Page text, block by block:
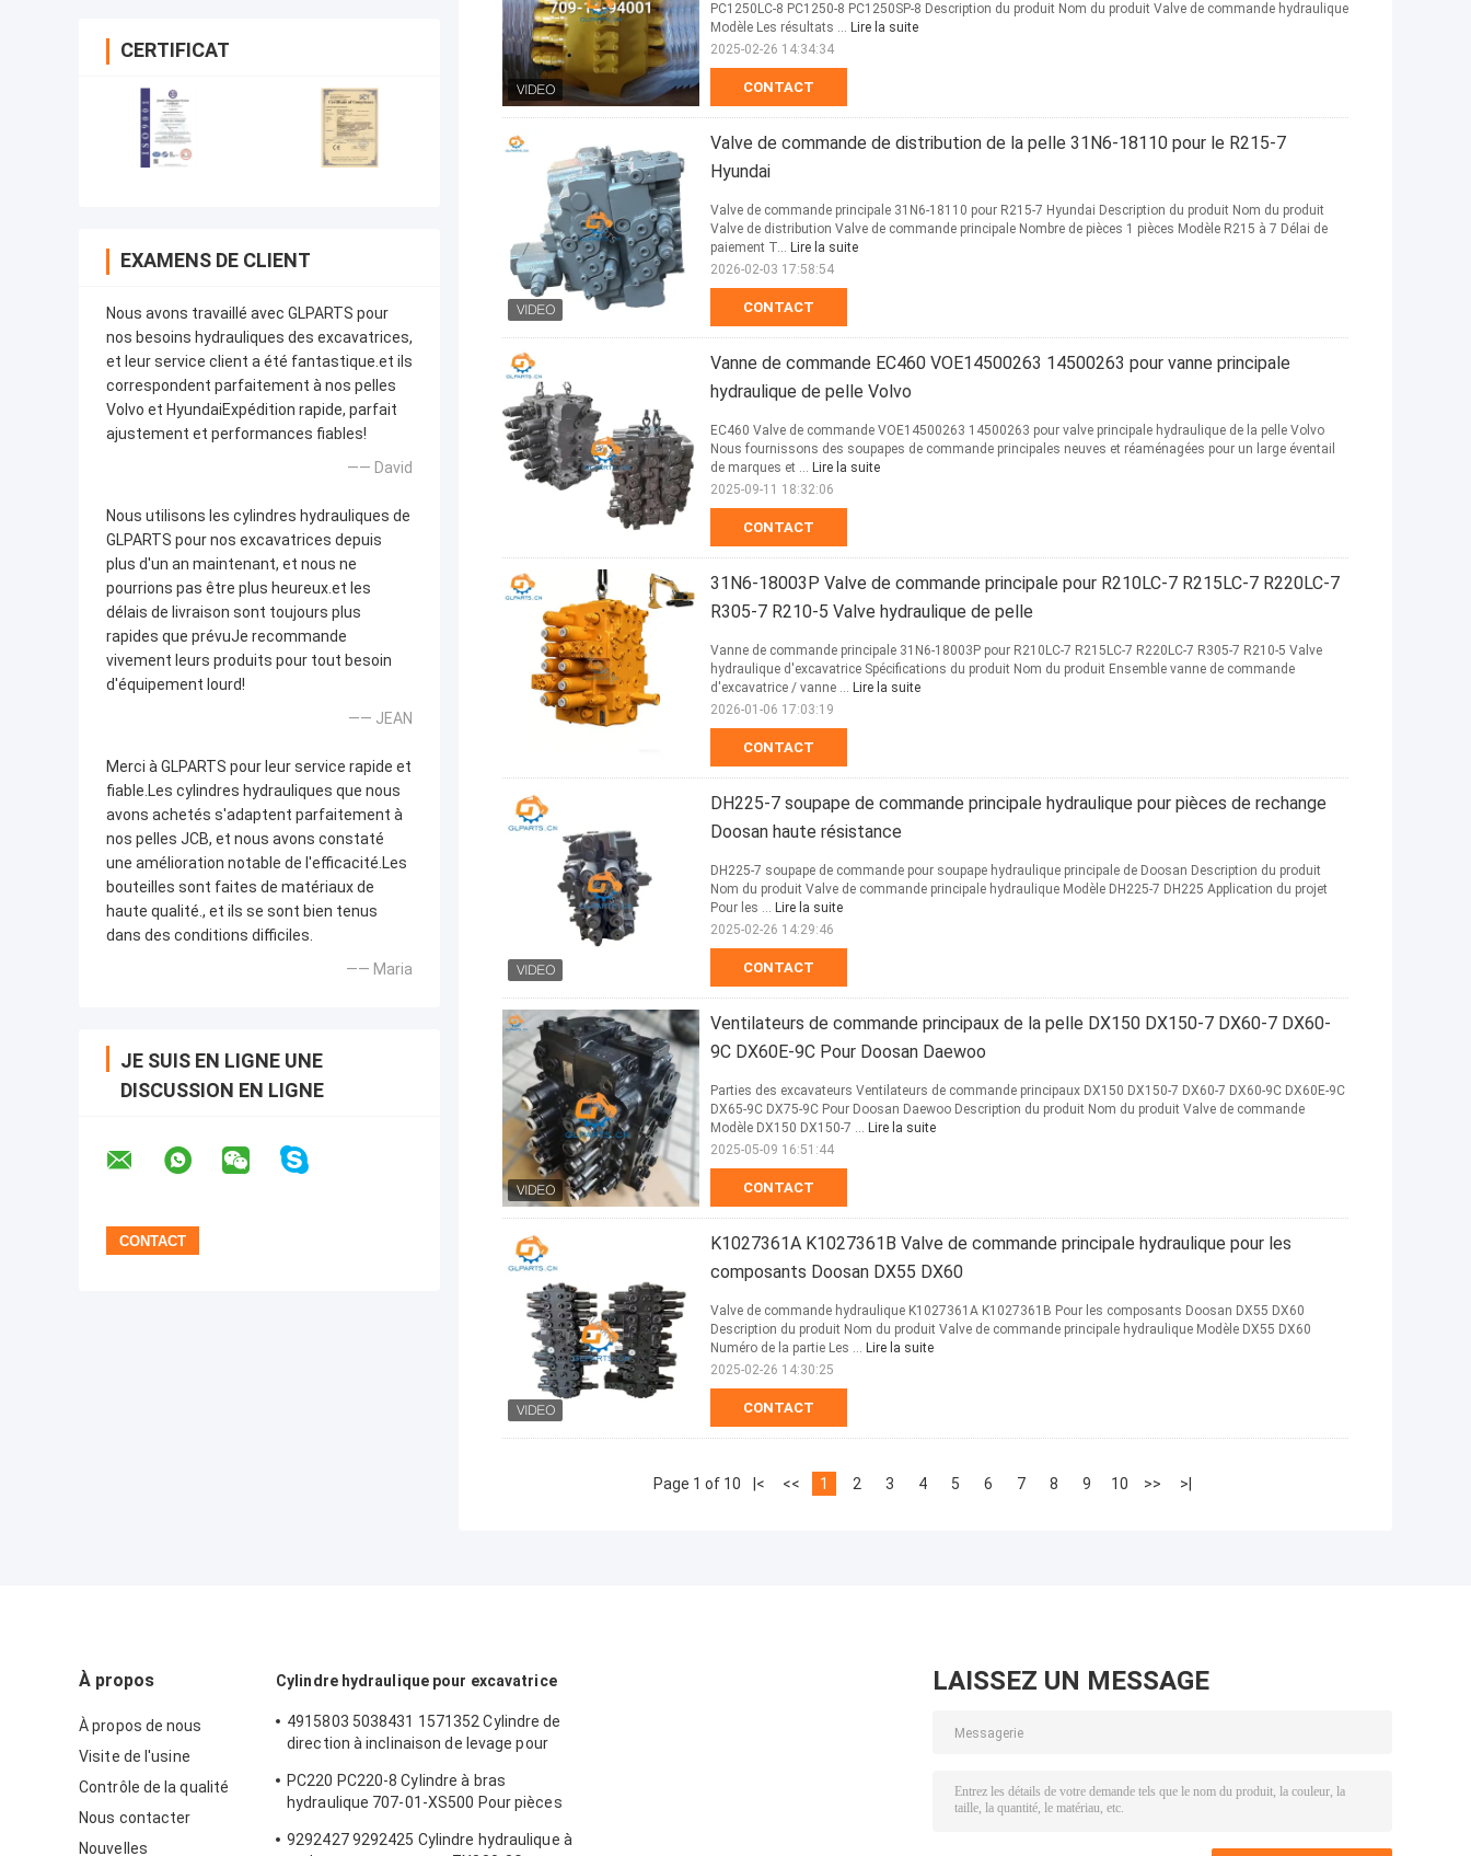
CERTIFICAT
EXAMENS DE CLIENT
Nous avons travaillé avec GLPARTS pour
nos besoins hydrauliques des excavatrices,
et leur service client a été fantastique.et ils
correspondent parfaitement à nos pelles
Volvo et HyundaiExpédition rapide, parfait
ajustement et performances fiables!
—— David
Nous utilisons les cylindres hydrauliques de
GLPARTS pour nos excavatrices depuis
plus d'un an maintenant, et nous ne
pourrions pas être plus heureux.et les
délais de livraison sont toujours plus
rapides que prévuJe recommande
vivement leurs produits pour tout besoin
d'équipement lourd!
—— JEAN
Merci à GLPARTS pour leur service rapide et
fiable.Les cylindres hydrauliques que nous
avons achetés s'adaptent parfaitement à
nos pelles JCB, et nous avons constaté
une amélioration notable de l'efficacité.Les
bouteilles sont faites de matériaux de
haute qualité., et ils se sont bien tenus
dans des conditions difficiles.
—— Maria
JE SUIS EN LIGNE UNE
DISCUSSION EN LIGNE
CONTACT
PC1250LC-8 PC1250-8 PC1250SP-8 Description du produit Nom du produit Valve de commande hydraulique
Modèle Les résultats ... Lire la suite
2025-02-26 14:34:34
Valve de commande de distribution de la pelle 31N6-18110 pour le R215-7
Hyundai
CONTACT
Valve de commande principale 31N6-18110 pour R215-7 Hyundai Description du produit Nom du produit
Valve de distribution Valve de commande principale Nombre de pièces 1 pièces Modèle R215 à 7 Délai de
paiement T... Lire la suite
2026-02-03 17:58:54
Vanne de commande EC460 VOE14500263 14500263 pour vanne principale
hydraulique de pelle Volvo
CONTACT
EC460 Valve de commande VOE14500263 14500263 pour valve principale hydraulique de la pelle Volvo
Nous fournissons des soupapes de commande principales neuves et réaménagées pour un large éventail
de marques et ... Lire la suite
2025-09-11 18:32:06
31N6-18003P Valve de commande principale pour R210LC-7 R215LC-7 R220LC-7
R305-7 R210-5 Valve hydraulique de pelle
CONTACT
Vanne de commande principale 31N6-18003P pour R210LC-7 R215LC-7 R220LC-7 R305-7 R210-5 Valve
hydraulique d'excavatrice Spécifications du produit Nom du produit Ensemble vanne de commande
d'excavatrice / vanne ... Lire la suite
2026-01-06 17:03:19
DH225-7 soupape de commande principale hydraulique pour pièces de rechange
Doosan haute résistance
CONTACT
DH225-7 soupape de commande pour soupape hydraulique principale de Doosan Description du produit
Nom du produit Valve de commande principale hydraulique Modèle DH225-7 DH225 Application du projet
Pour les ... Lire la suite
2025-02-26 14:29:46
Ventilateurs de commande principaux de la pelle DX150 DX150-7 DX60-7 DX60-
9C DX60E-9C Pour Doosan Daewoo
CONTACT
Parties des excavateurs Ventilateurs de commande principaux DX150 DX150-7 DX60-7 DX60-9C DX60E-9C
DX65-9C DX75-9C Pour Doosan Daewoo Description du produit Nom du produit Valve de commande
Modèle DX150 DX150-7 ... Lire la suite
2025-05-09 16:51:44
K1027361A K1027361B Valve de commande principale hydraulique pour les
composants Doosan DX55 DX60
CONTACT
Valve de commande hydraulique K1027361A K1027361B Pour les composants Doosan DX55 DX60
Description du produit Nom du produit Valve de commande principale hydraulique Modèle DX55 DX60
Numéro de la partie Les ... Lire la suite
2025-02-26 14:30:25
Page 1 of 10 |< << 1 2 3 4 5 6 7 8 9 10 >> >|
À propos
À propos de nous
Visite de l'usine
Contrôle de la qualité
Nous contacter
Nouvelles
Cylindre hydraulique pour excavatrice
4915803 5038431 1571352 Cylindre de
direction à inclinaison de levage pour
PC220 PC220-8 Cylindre à bras
hydraulique 707-01-XS500 Pour pièces
9292427 9292425 Cylindre hydraulique à
LAISSEZ UN MESSAGE